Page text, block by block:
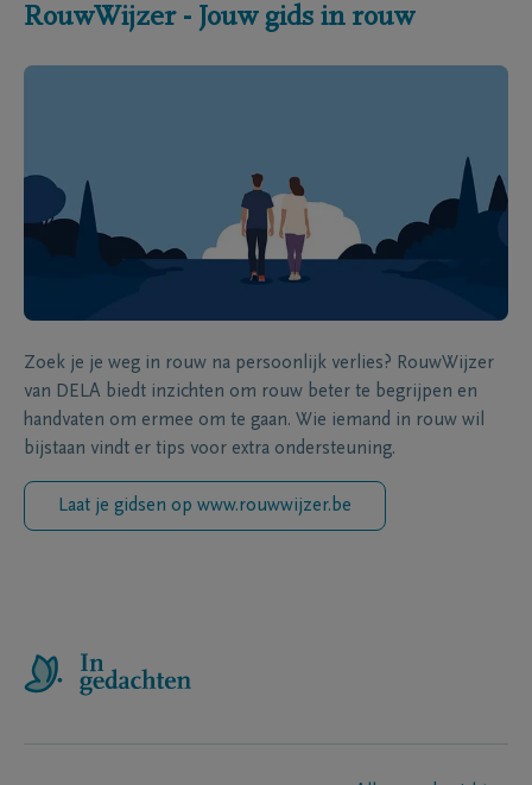
RouwWijzer - Jouw gids in rouw
Zoek je je weg in rouw na persoonlijk verlies? RouwWijzer
van DELA biedt inzichten om rouw beter te begrijpen en
handvaten om ermee om te gaan. Wie iemand in rouw wil
bijstaan vindt er tips voor extra ondersteuning.
Laat je gidsen op www.rouwwijzer.be